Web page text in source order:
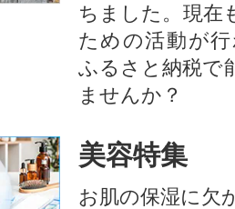
ちました。現在
ための活動が
ふるさと納税で
ませんか？
美容特集
お肌の保湿に欠